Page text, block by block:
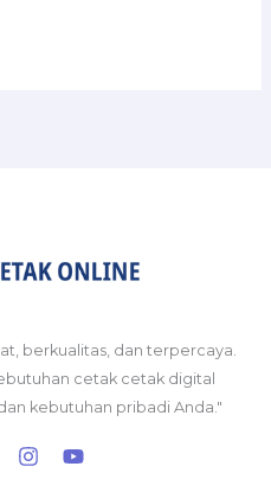
berkualitas, dan terpercaya.
cetak cetak digital
kebutuhan pribadi Anda."